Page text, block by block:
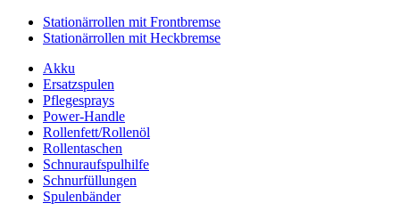
Stationärrollen mit Frontbremse
Stationärrollen mit Heckbremse
Akku
Ersatzspulen
Pflegesprays
Power-Handle
Rollenfett/Rollenöl
Rollentaschen
Schnuraufspulhilfe
Schnurfüllungen
Spulenbänder